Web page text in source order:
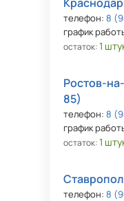
телефон: 8
график
остаток:1
Ростов-
85)
телефон: 8
график
остаток:1
телефон: 8